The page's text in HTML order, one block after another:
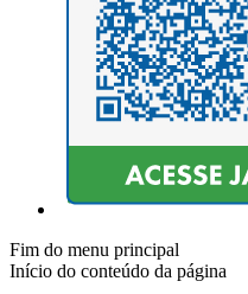
Fim do menu principal
Início do conteúdo da página